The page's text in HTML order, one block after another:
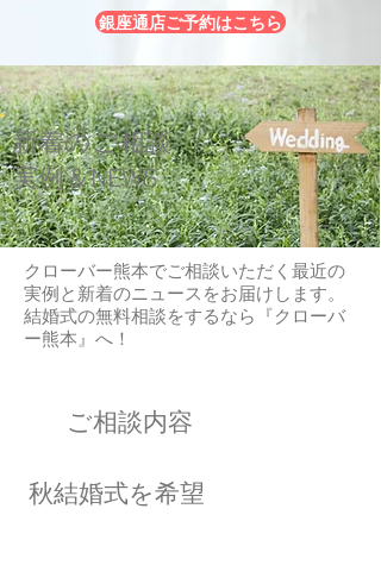
銀座通店ご予約はこちら
​新着のご相談
実例＆NEWS​
クローバー熊本でご相談いただく最近の
実例と新着のニュースをお届けします。
​結婚式の無料相談をするなら『クローバ
ー熊本』へ！
​ご相談内容
​秋結婚式を希望